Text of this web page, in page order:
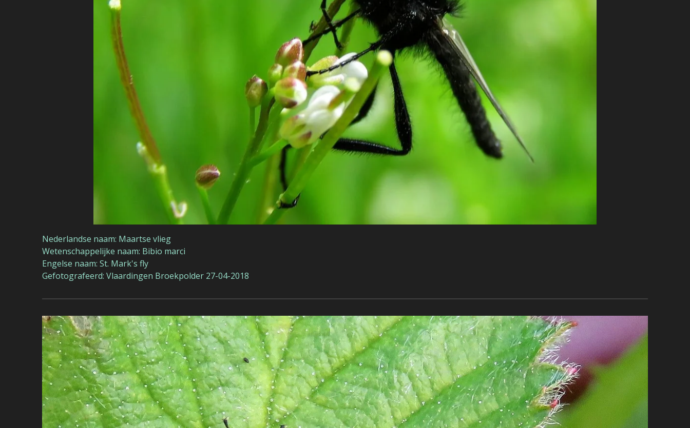
Nederlandse naam: Maartse vlieg
Wetenschappelijke naam: Bibio marci
Engelse naam: St. Mark's fly
Gefotografeerd: Vlaardingen Broekpolder 27-04-2018